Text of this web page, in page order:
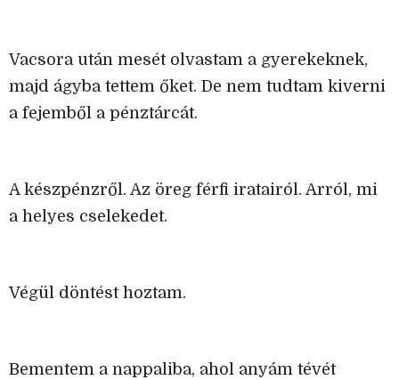
Vacsora után mesét olvastam a gyerekeknek,
majd ágyba tettem őket. De nem tudtam kiverni
a fejemből a pénztárcát.
A készpénzről. Az öreg férfi iratairól. Arról, mi
a helyes cselekedet.
Végül döntést hoztam.
Bementem a nappaliba, ahol anyám tévét